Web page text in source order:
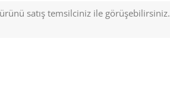
ürünü satış temsilciniz ile görüşebilirsiniz.